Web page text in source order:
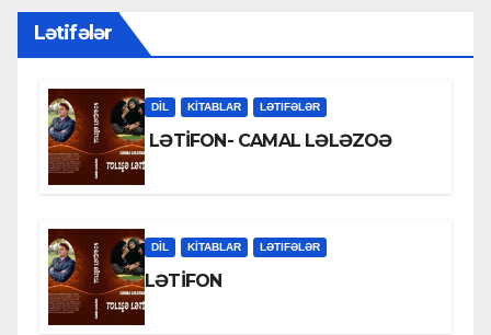
Lətifələr
DİL KİTABLAR LƏTIFƏLƏR
LƏTİFON- CAMAL LƏLƏZOƏ
DİL KİTABLAR LƏTIFƏLƏR
LƏTİFON